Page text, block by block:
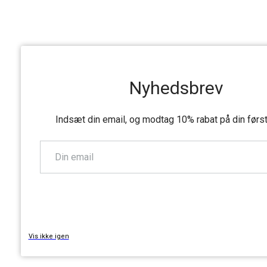
Nyhedsbrev
Indsæt din email, og modtag 10% rabat på din
Vis ikke igen